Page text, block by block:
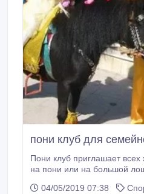
пони клуб для
Пони клуб приглашает
на пони или на большой
Можно устроить день
04/05/2019 07:38